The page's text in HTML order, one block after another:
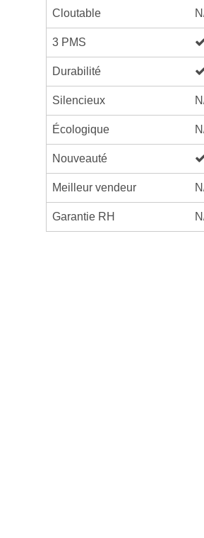
Cloutable
3 PMS
Durabilité
Silencieux
Écologique
Nouveauté
Meilleur vendeur
Garantie RH